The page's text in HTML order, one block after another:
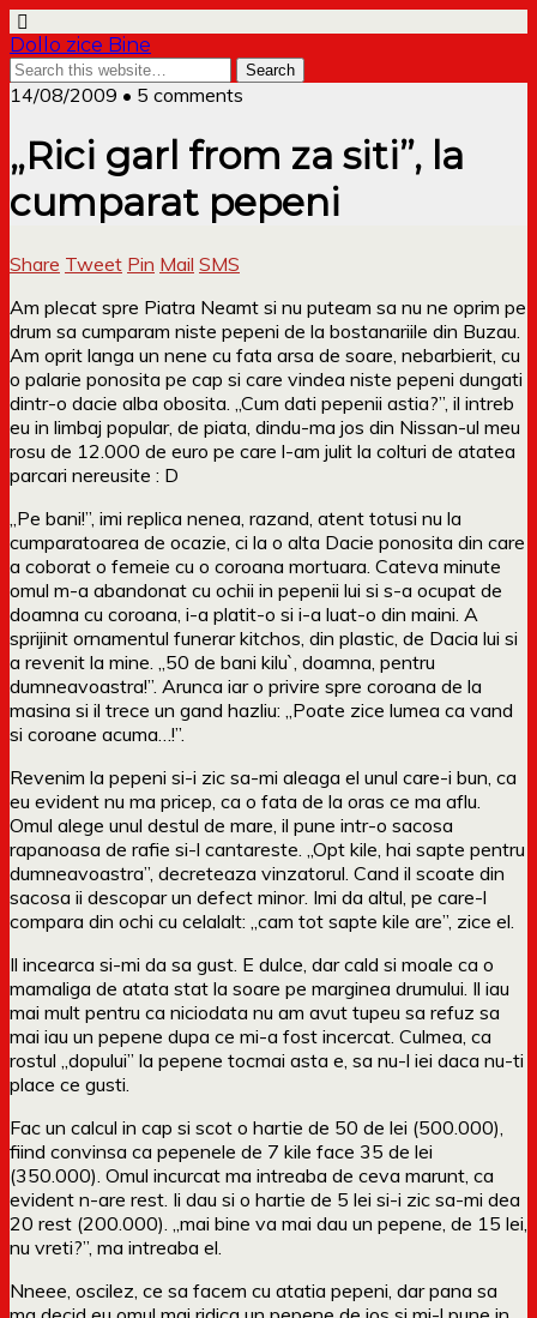
Dollo zice Bine
14/08/2009 • 5 comments
„Rici garl from za siti”, la
cumparat pepeni
Share Tweet Pin Mail SMS
Am plecat spre Piatra Neamt si nu puteam sa nu ne oprim pe
drum sa cumparam niste pepeni de la bostanariile din Buzau.
Am oprit langa un nene cu fata arsa de soare, nebarbierit, cu
o palarie ponosita pe cap si care vindea niste pepeni dungati
dintr-o dacie alba obosita. „Cum dati pepenii astia?”, il intreb
eu in limbaj popular, de piata, dindu-ma jos din Nissan-ul meu
rosu de 12.000 de euro pe care l-am julit la colturi de atatea
parcari nereusite : D
„Pe bani!”, imi replica nenea, razand, atent totusi nu la
cumparatoarea de ocazie, ci la o alta Dacie ponosita din care
a coborat o femeie cu o coroana mortuara. Cateva minute
omul m-a abandonat cu ochii in pepenii lui si s-a ocupat de
doamna cu coroana, i-a platit-o si i-a luat-o din maini. A
sprijinit ornamentul funerar kitchos, din plastic, de Dacia lui si
a revenit la mine. „50 de bani kilu`, doamna, pentru
dumneavoastra!”. Arunca iar o privire spre coroana de la
masina si il trece un gand hazliu: „Poate zice lumea ca vand
si coroane acuma…!”.
Revenim la pepeni si-i zic sa-mi aleaga el unul care-i bun, ca
eu evident nu ma pricep, ca o fata de la oras ce ma aflu.
Omul alege unul destul de mare, il pune intr-o sacosa
rapanoasa de rafie si-l cantareste. „Opt kile, hai sapte pentru
dumneavoastra”, decreteaza vinzatorul. Cand il scoate din
sacosa ii descopar un defect minor. Imi da altul, pe care-l
compara din ochi cu celalalt: „cam tot sapte kile are”, zice el.
Il incearca si-mi da sa gust. E dulce, dar cald si moale ca o
mamaliga de atata stat la soare pe marginea drumului. Il iau
mai mult pentru ca niciodata nu am avut tupeu sa refuz sa
mai iau un pepene dupa ce mi-a fost incercat. Culmea, ca
rostul „dopului” la pepene tocmai asta e, sa nu-l iei daca nu-ti
place ce gusti.
Fac un calcul in cap si scot o hartie de 50 de lei (500.000),
fiind convinsa ca pepenele de 7 kile face 35 de lei
(350.000). Omul incurcat ma intreaba de ceva marunt, ca
evident n-are rest. Ii dau si o hartie de 5 lei si-i zic sa-mi dea
20 rest (200.000). „mai bine va mai dau un pepene, de 15 lei,
nu vreti?”, ma intreaba el.
Nneee, oscilez, ce sa facem cu atatia pepeni, dar pana sa